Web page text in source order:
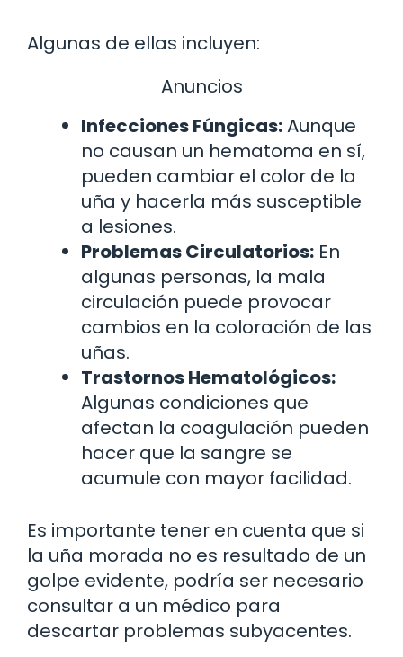
Algunas de ellas incluyen:
Anuncios
Infecciones Fúngicas:Aunque
no causan un hematoma en sí,
pueden cambiar el color de la
uña y hacerla más susceptible
a lesiones.
Problemas Circulatorios: En
algunas personas, la mala
circulación puede provocar
cambios en la coloración de las
uñas.
Trastornos Hematológicos:
Algunas condiciones que
afectan la coagulación pueden
hacer que la sangre se
acumule con mayor facilidad.
Es importante tener en cuenta que si
la uña morada no es resultado de un
golpe evidente, podría ser necesario
consultar a un médico para
descartar problemas subyacentes.